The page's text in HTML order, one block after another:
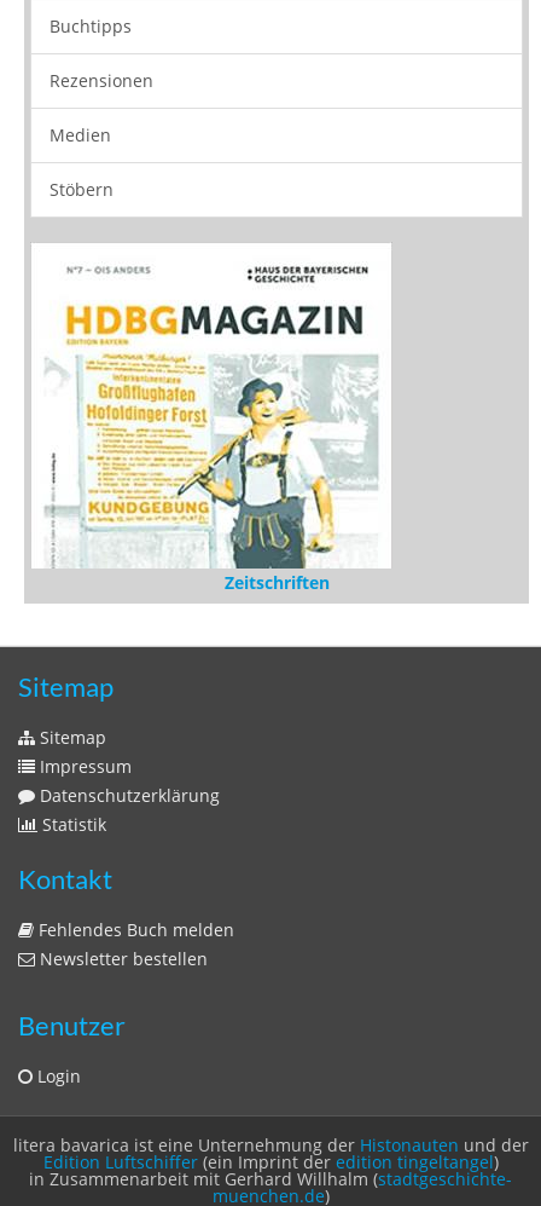
Stöbern
Zeitschriften
Sitemap
Sitemap
Impressum
Datenschutzerklärung
Statistik
Kontakt
Fehlendes Buch melden
Newsletter bestellen
Benutzer
Login
litera bavarica ist eine Unternehmung der Histonauten und der
Edition Luftschiffer (ein Imprint deredition tingeltangel)
in Zusammenarbeit mit Gerhard Willhalm (stadtgeschichte-
muenchen.de)